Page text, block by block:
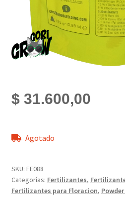
$31.600,00
Agotado
SKU: FE088
Categorías: Fertilizantes,
Fertilizantes para Floracion,